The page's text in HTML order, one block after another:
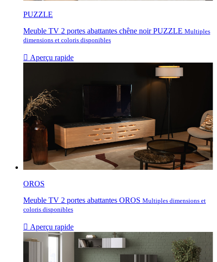
PUZZLE
Meuble TV 2 portes abattantes chêne noir PUZZLE Multiples
dimensions et coloris disponibles
 Aperçu rapide
OROS
Meuble TV 2 portes abattantes OROS Multiples dimensions et
coloris disponibles
 Aperçu rapide